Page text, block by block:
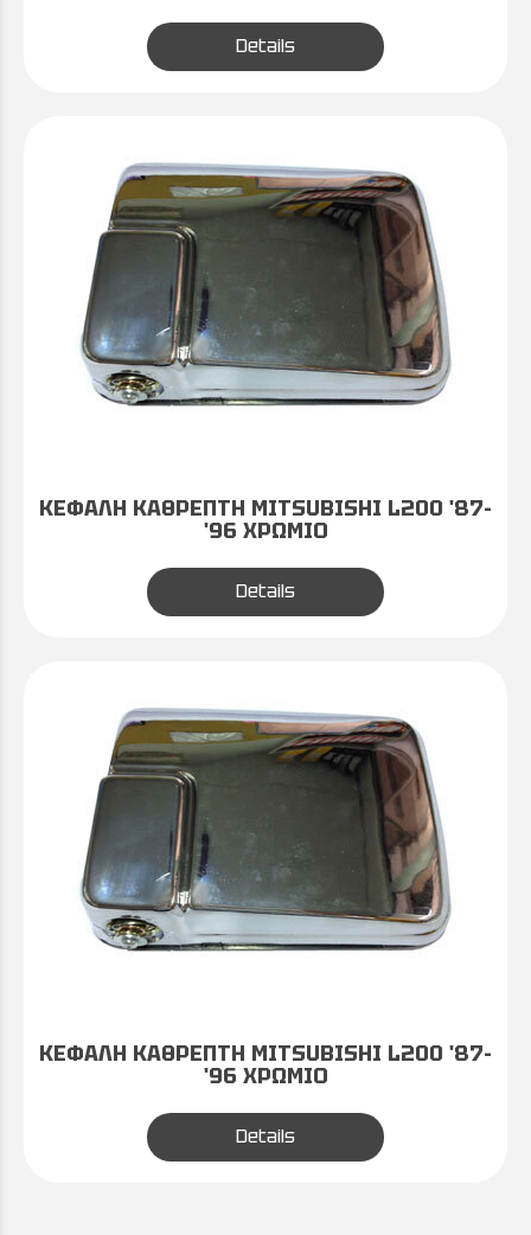
Details
ΚΕΦΑΛΗ ΚΑΘΡΕΠΤΗ MITSUBISHI L200 '87-
'96 ΧΡΩΜΙΟ
Details
ΚΕΦΑΛΗ ΚΑΘΡΕΠΤΗ MITSUBISHI L200 '87-
'96 ΧΡΩΜΙΟ
Details